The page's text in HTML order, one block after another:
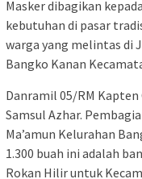
Masker dibagikan
kebutuhan di pasar
warga yang melintas di
Bangko Kanan
Danramil 05/RM
Samsul Azhar.
Ma’amun Kelurahan
1.300 buah ini adalah
Rokan Hilir untuk